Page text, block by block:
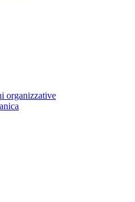
organizzative